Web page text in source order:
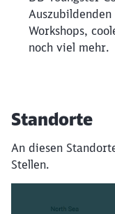
Workshops,
noch viel mehr.
Standorte
An diesen
Stellen.